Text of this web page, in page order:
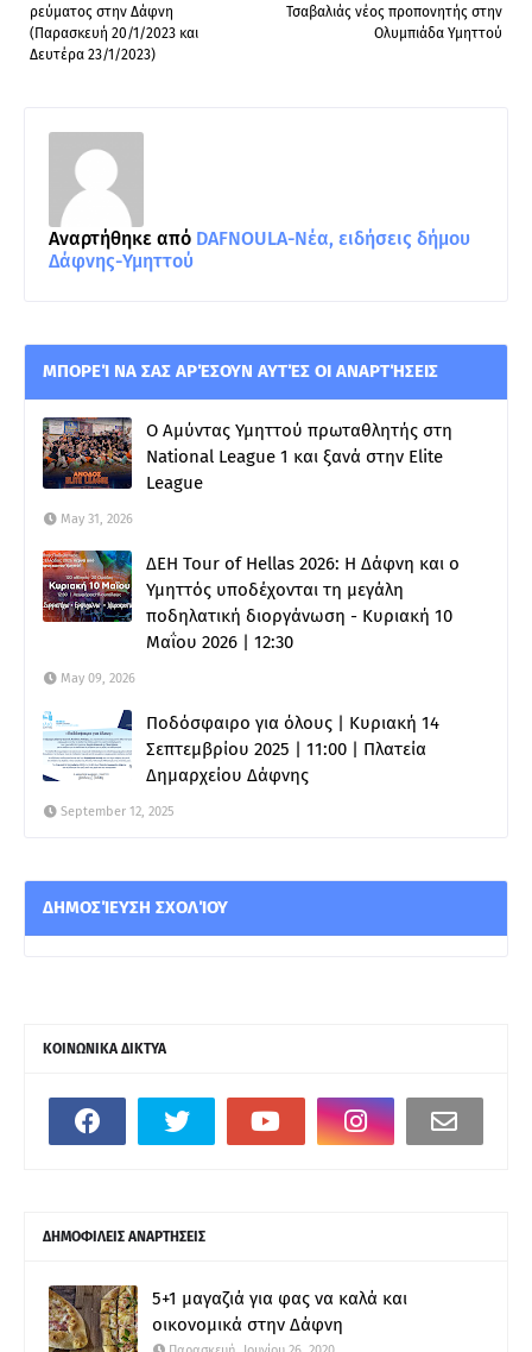
Τσαβαλιάς νέος προπονητής στην
Ολυμπιάδα Υμηττού
ρεύματος στην Δάφνη
(Παρασκευή 20/1/2023 και
Δευτέρα 23/1/2023)
Αναρτήθηκε από DAFNOULA-Νέα, ειδήσεις δήμου
Δάφνης-Υμηττού
ΜΠΟΡΕΊ ΝΑ ΣΑΣ ΑΡΈΣΟΥΝ ΑΥΤΈΣ ΟΙ ΑΝΑΡΤΉΣΕΙΣ
Ο Αμύντας Υμηττού πρωταθλητής στη
National League 1 και ξανά στην Elite
League
May 31, 2026
ΔΕΗ Tour of Hellas 2026: Η Δάφνη και ο
Υμηττός υποδέχονται τη μεγάλη
ποδηλατική διοργάνωση - Κυριακή 10
Μαΐου 2026 | 12:30
May 09, 2026
Ποδόσφαιρο για όλους | Κυριακή 14
Σεπτεμβρίου 2025 | 11:00 | Πλατεία
Δημαρχείου Δάφνης
September 12, 2025
ΔΗΜΟΣΊΕΥΣΗ ΣΧΟΛΊΟΥ
ΚΟΙΝΩΝΙΚΑ ΔΙΚΤΥΑ
ΔΗΜΟΦΙΛΕΙΣ ΑΝΑΡΤΗΣΕΙΣ
5+1 μαγαζιά για φας να καλά και
οικονομικά στην Δάφνη